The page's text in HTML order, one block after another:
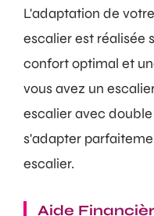
L'adaptation de
escalier est réalisée
confort optimal et
vous avez un
escalier avec
s'adapter
escalier.
Aide